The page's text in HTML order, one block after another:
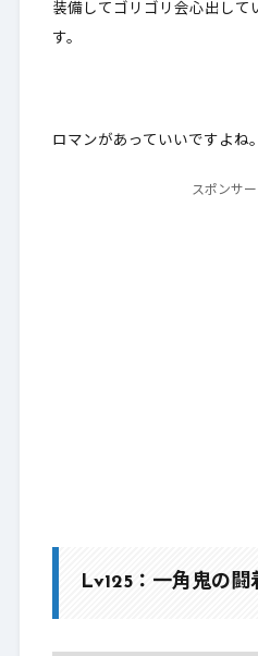
装備してゴリゴリ会心出して
す。
ロマンがあっていいですよね。
スポンサ
Lv125：一角鬼の闘